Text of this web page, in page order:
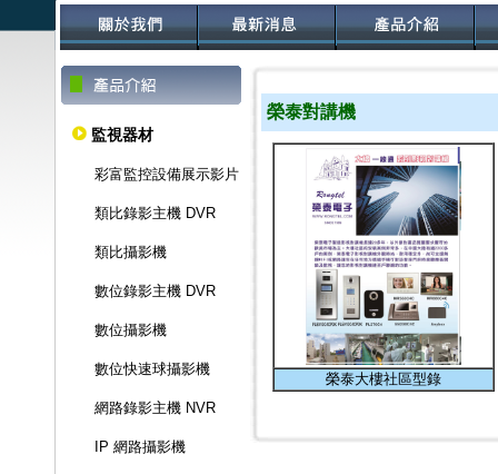
監視器材
彩富監控設備展示影片
類比錄影主機 DVR
類比攝影機
數位錄影主機 DVR
數位攝影機
數位快速球攝影機
網路錄影主機 NVR
IP 網路攝影機
榮泰對講機
榮泰大樓社區型錄